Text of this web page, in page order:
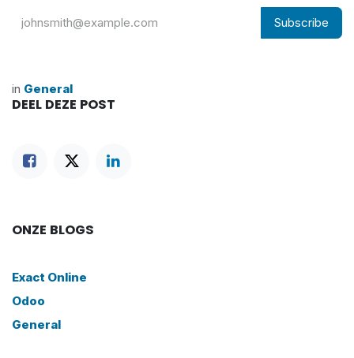
Subscribe
in General
DEEL DEZE POST
ONZE BLOGS
Exact Online
Odoo
General